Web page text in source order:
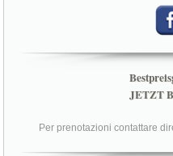
JETZT
Per prenotazioni contattare